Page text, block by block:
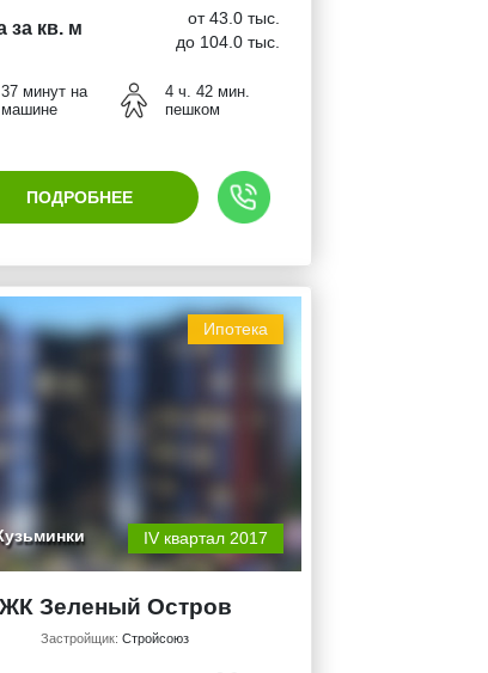
за кв. м
от 43.0 тыс.
до 104.0 тыс.
37 минут на
машине
4 ч. 42 мин.
пешком
ПОДРОБНЕЕ
Ипотека
IV квартал 2017
ЖК Зеленый Остров
Застройщик: Стройсоюз